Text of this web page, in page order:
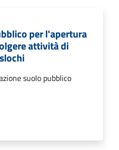
per l'apertura
attività di
suolo pubblico